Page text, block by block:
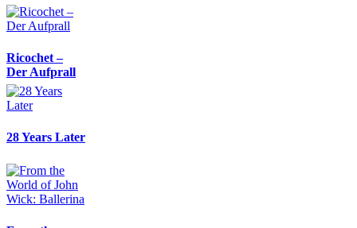
Ricochet –
Der Aufprall
28 Years Later